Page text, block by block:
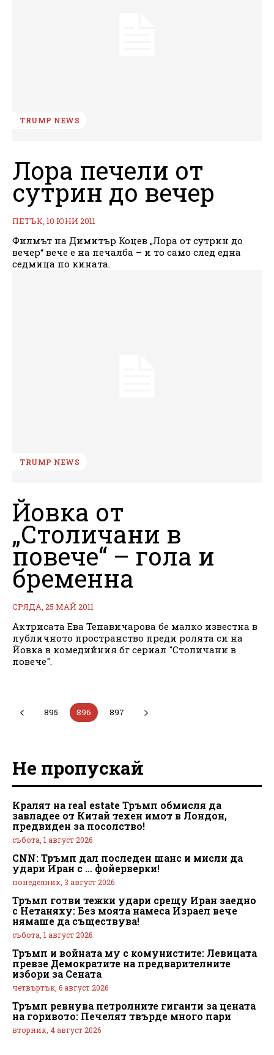
TRUMP NEWS
Лора печели от
сутрин до вечер
ПЕТЪК, 10 ЮНИ 2011
Филмът на Димитър Коцев „Лора от сутрин до
вечер“ вече е на печалба – и то само след една
седмица по кината.
TRUMP NEWS
Йовка от
„Столичани в
повече“ – гола и
бременна
СРЯДА, 25 МАЙ 2011
Актрисата Ева Тепавичарова бе малко известна в
публичното пространство преди ролята си на
Йовка в комедийния бг сериал "Столичани в
повече".
895 896 897
Не пропускай
Кралят на real estate Тръмп обмисля да
завладее от Китай техен имот в Лондон,
предвиден за посолство!
събота, 1 август 2026
CNN: Тръмп дал последен шанс и мисли да
удари Иран с … фойерверки!
понеделник, 3 август 2026
Тръмп готви тежки удари срещу Иран заедно
с Нетаняху: Без моята намеса Израел вече
нямаше да съществува!
събота, 1 август 2026
Тръмп и войната му с комунистите: Левицата
превзе Демократите на предварителните
избори за Сената
четвъртък, 6 август 2026
Тръмп ревнува петролните гиганти за цената
на горивото: Печелят твърде много пари
вторник, 4 август 2026